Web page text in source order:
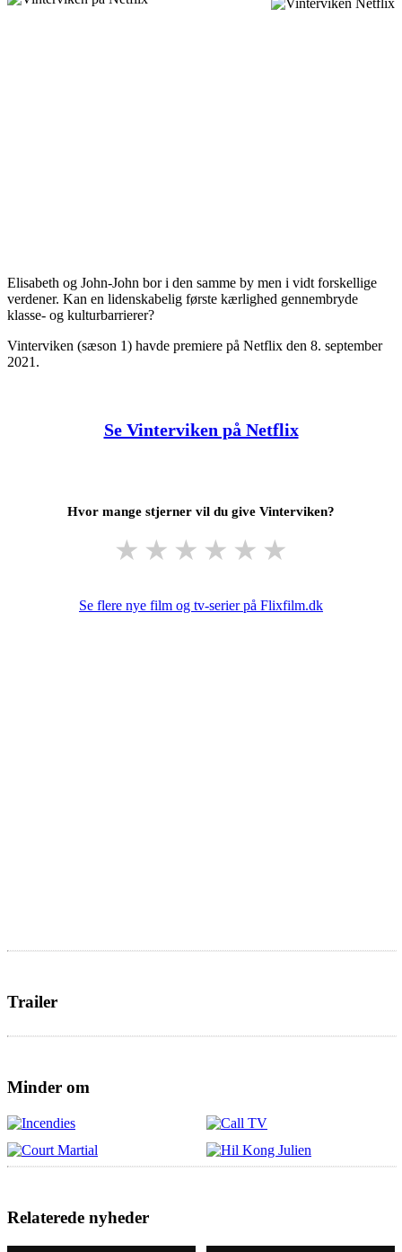
Elisabeth og John-John bor i den samme by men i vidt forskellige
verdener. Kan en lidenskabelig første kærlighed gennembryde
klasse- og kulturbarrierer?
Vinterviken (sæson 1) havde premiere på Netflix den 8. september
2021.
Se Vinterviken på Netflix
Hvor mange stjerner vil du give Vinterviken?
★ ★ ★ ★ ★ ★
Se flere nye film og tv-serier på Flixfilm.dk
Trailer
Minder om
Relaterede nyheder